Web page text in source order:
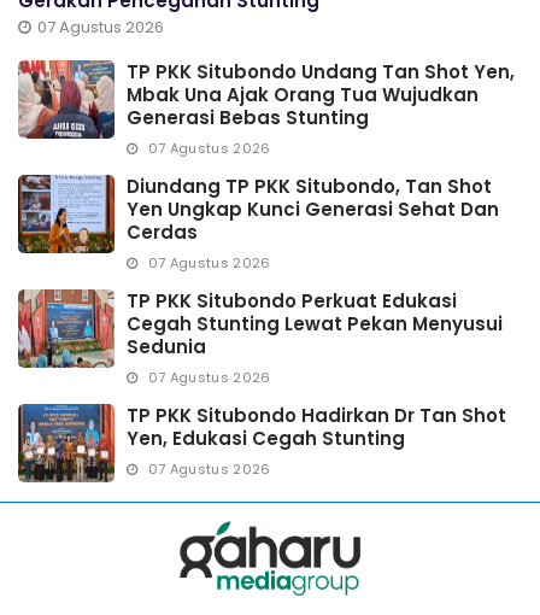
07 Agustus 2026
TP PKK Situbondo Undang Tan Shot Yen,
Mbak Una Ajak Orang Tua Wujudkan
Generasi Bebas Stunting
07 Agustus 2026
Diundang TP PKK Situbondo, Tan Shot
Yen Ungkap Kunci Generasi Sehat Dan
Cerdas
07 Agustus 2026
TP PKK Situbondo Perkuat Edukasi
Cegah Stunting Lewat Pekan Menyusui
Sedunia
07 Agustus 2026
TP PKK Situbondo Hadirkan Dr Tan Shot
Yen, Edukasi Cegah Stunting
07 Agustus 2026